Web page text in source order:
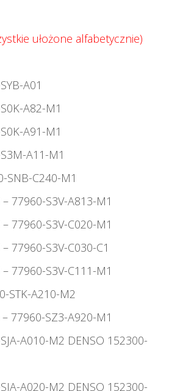
ułożone alfabetycznie)
A01
A82-M1
A91-M1
A11-M1
SNB-C240-M1
77960-S3V-A813-M1
77960-S3V-C020-M1
77960-S3V-C030-C1
77960-S3V-C111-M1
STK-A210-M2
77960-SZ3-A920-M1
A010-M2 DENSO 152300-
A020-M2 DENSO 152300-